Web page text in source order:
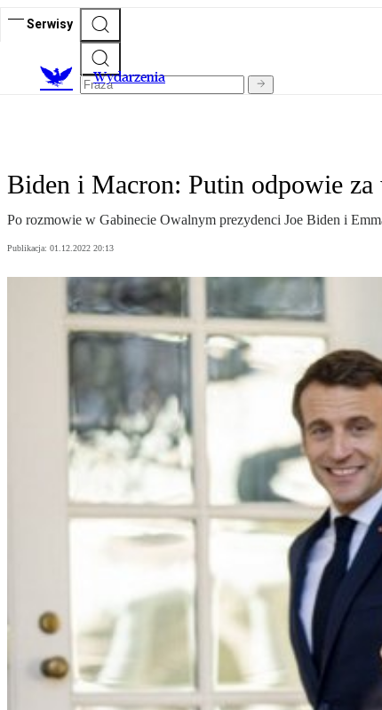
Serwisy
Wydarzenia
Biden i Macron: Putin odpowie za
Po rozmowie w Gabinecie Owalnym prezydenci Joe Biden i
Publikacja: 01.12.2022 20:13